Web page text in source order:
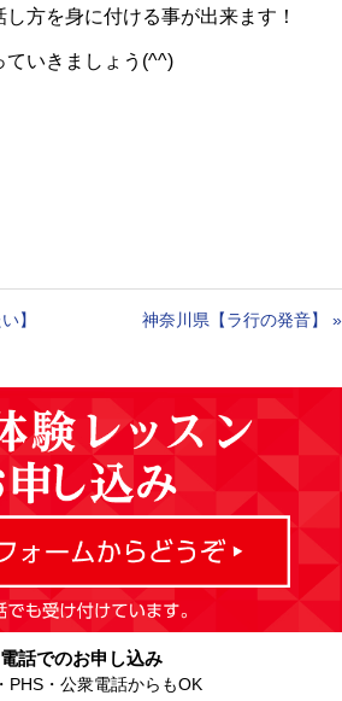
方を身に付ける事が出来ます！
ていきましょう(^^)
】 神奈川県【ラ行の発音】 »
話でのお申し込み
PHS・公衆電話からもOK